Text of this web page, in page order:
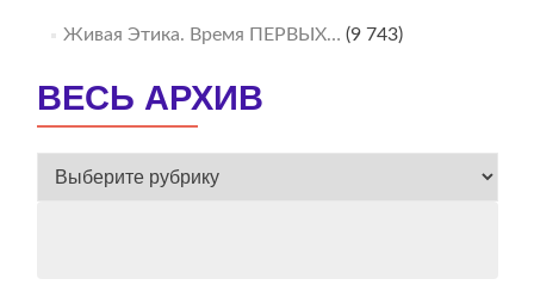
Живая Этика. Время ПЕРВЫХ… (9 743)
ВЕСЬ АРХИВ
ВЕСЬ